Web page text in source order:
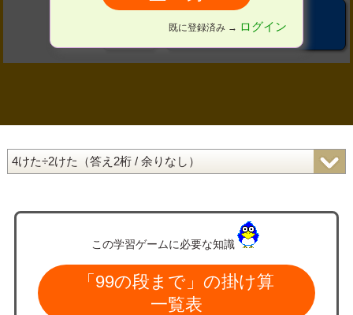
０
OK
既に登録済み → ログイン
この学習ゲームに必要な知識
「99の段まで」の掛け算
一覧表